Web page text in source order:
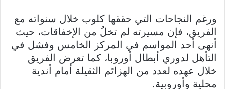
ورغم النجاحات التي حققها كلوب خلال سنواته مع
الفريق، فإن مسيرته لم تخلُ من الإخفاقات، حيث
أنهى أحد المواسم في المركز الخامس وفشل في
التأهل لدوري أبطال أوروبا، كما تعرض الفريق
خلال عهده لعدد من الهزائم الثقيلة أمام أندية
محلية وأوروبية.